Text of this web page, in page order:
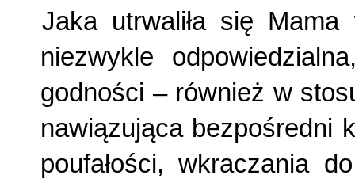
Jaka utrwaliła się
niezwykle
godności – również w
nawiązująca bezpośredni
poufałości, wkraczania